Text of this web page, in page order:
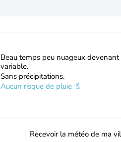
Beau temps peu nuageux devenant
variable.
Sans précipitations.
Aucun risque de pluie
Recevoir la météo de ma